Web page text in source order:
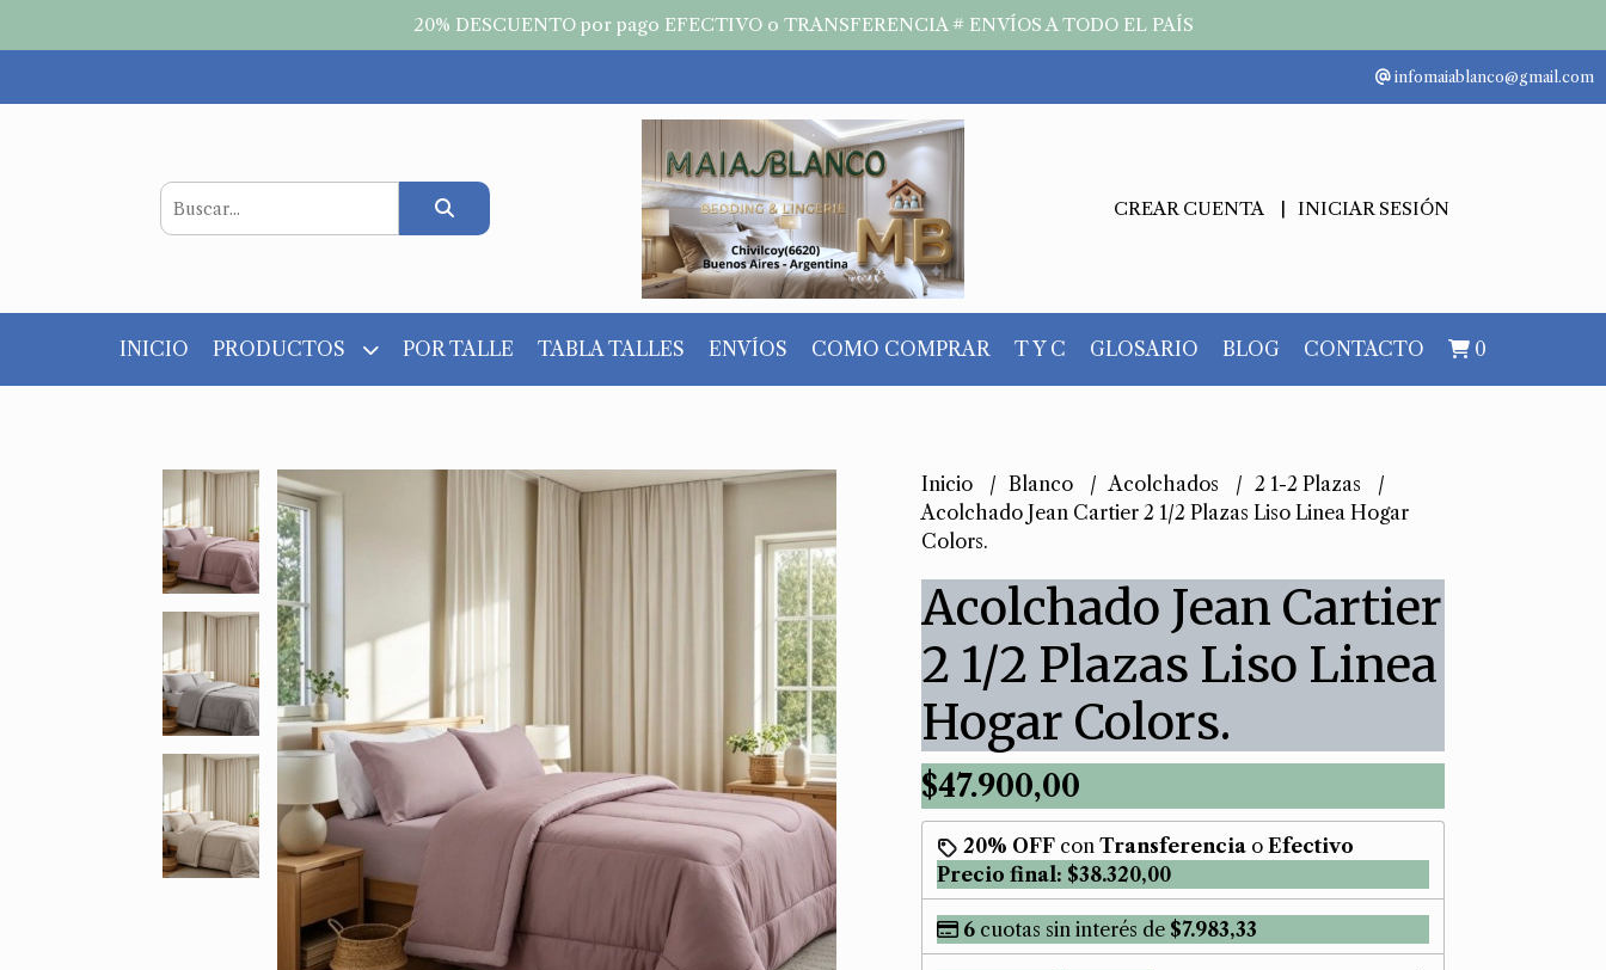
20% DESCUENTO por pago EFECTIVO o TRANSFERENCIA # ENVÍOS A TODO EL PAÍS
infomaiablanco@gmail.com
CREAR CUENTA INICIAR SESIÓN
INICIO PRODUCTOS POR TALLE TABLA TALLES ENVÍOS COMO COMPRAR T Y C GLOSARIO BLOG CONTACTO 0
Inicio Blanco Acolchados
2 1-2 Plazas
Acolchado Jean Cartier 2 1/2 Plazas Liso Linea Hogar
Colors.
Acolchado Jean Cartier
2 1/2 Plazas Liso Linea
Hogar Colors.
$47.900,00
20% OFFcon Transferenciao Efectivo
Precio final: $38.320,00
6cuotas sin interés de $7.983,33